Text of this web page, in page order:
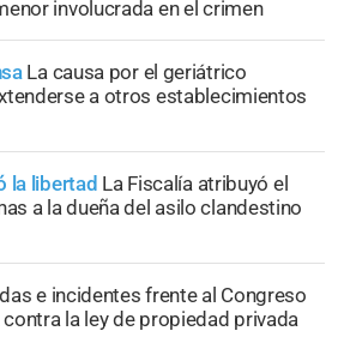
involucrada en el crimen
La causa por el geriátrico
a otros establecimientos
la libertad La Fiscalía atribuyó el
a la dueña del asilo clandestino
e incidentes frente al Congreso
la ley de propiedad privada